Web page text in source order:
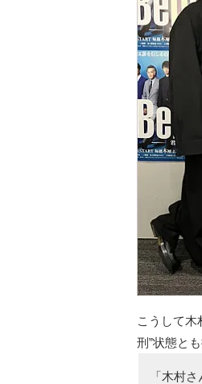
こうして木
刑”状態と
「木村